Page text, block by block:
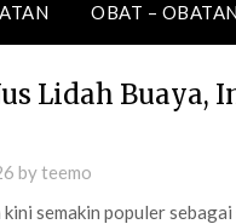
OBAT –
Lidah Buaya,
byteemo
kini semakin populer